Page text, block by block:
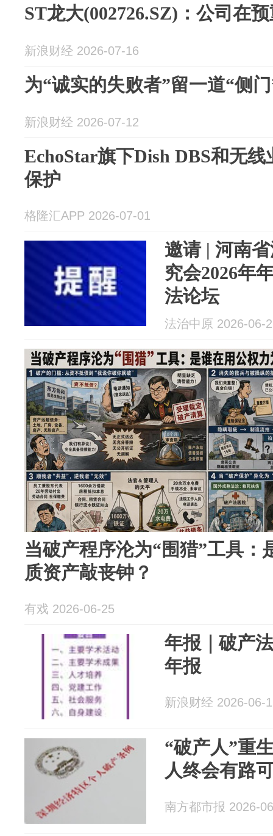
ST龙大(002726.SZ)：公司在
新浪财经 2026-07-16
为“诚实的失败者”留一道“侧
新浪财经 2026-07-12
EchoStar旗下Dish DBS和无
保护
格隆汇APP 2026-07-01
邀请 | 河南
究会2026年
法论坛
法治中原 2026-06-
当破产程序沦为“围猎”工具：
质资产敲丧钟？
有戏 2026-06-25
年报｜破产
年报
新浪财经 2026-06-
“破产人”重
人终会有路
南方都市报 2026-